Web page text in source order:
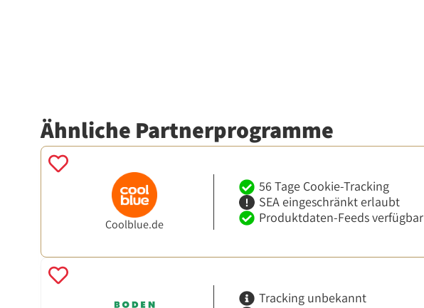
Ähnliche Partnerprogramme
Coolblue.de
56 Tage Cookie-Tracking
SEA eingeschränkt erlaubt
Produktdaten-Feeds verfügbar
Tracking unbekannt